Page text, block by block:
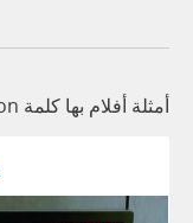
أمثلة أفلام بها كلمة Truncheon